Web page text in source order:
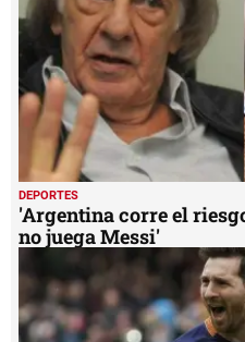
DEPORTES
'Argentina corre el
no juega Messi'